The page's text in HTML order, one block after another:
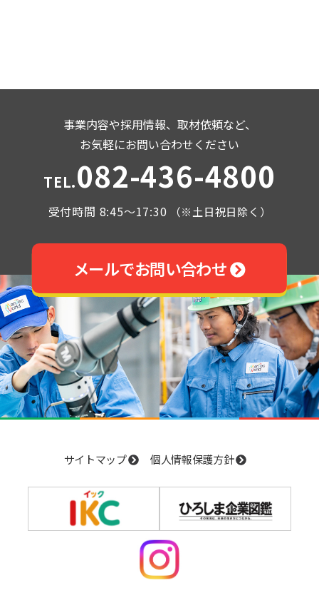
事業内容や採用情報、取材依頼など、
お気軽にお問い合わせください
TEL.082-436-4800
受付時間 8:45～17:30 （※土日祝日除く）
メールでお問い合わせ
サイトマップ 個人情報保護方針